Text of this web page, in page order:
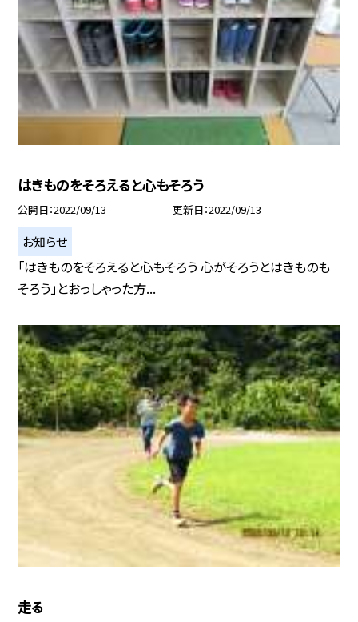
はきものをそろえると心もそろう
公開日 2022/09/13 更新日 2022/09/13
お知らせ
「はきものをそろえると心もそろう 心がそろうとはきものも
そろう」とおっしゃった方...
走る